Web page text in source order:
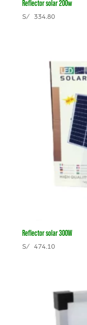
Reflector solar 200w
S/334.80
Reflector solar 300W
S/474.10